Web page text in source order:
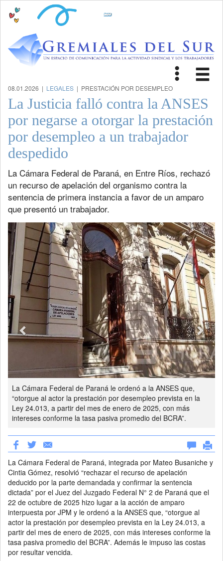
Toggle
08.01.2026 | LEGALES | PRESTACIÓN POR DESEMPLEO
La Justicia falló contra la ANSES
por negarse a otorgar la prestación
por desempleo a un trabajador
despedido
La Cámara Federal de Paraná, en Entre Ríos, rechazó
un recurso de apelación del organismo contra la
sentencia de primera instancia a favor de un amparo
que presentó un trabajador.
La Cámara Federal de Paraná le ordenó a la ANSES que,
“otorgue al actor la prestación por desempleo prevista en la
Ley 24.013, a partir del mes de enero de 2025, con más
intereses conforme la tasa pasiva promedio del BCRA”.
Previous Next
La Cámara Federal de Paraná, integrada por Mateo Busaniche y
Cintia Gómez, resolvió “rechazar el recurso de apelación
deducido por la parte demandada y confirmar la sentencia
dictada” por el Juez del Juzgado Federal N° 2 de Paraná que el
22 de octubre de 2025 hizo lugar a la acción de amparo
interpuesta por JPM y le ordenó a la ANSES que, “otorgue al
actor la prestación por desempleo prevista en la Ley 24.013, a
partir del mes de enero de 2025, con más intereses conforme la
tasa pasiva promedio del BCRA”. Además le impuso las costas
por resultar vencida.